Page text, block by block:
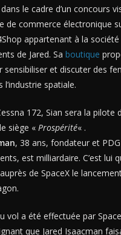
le cadre d’un concours
de commerce électronique
appartenant à la société
de Jared. Sa boutique
sensibiliser et discuter des
l’industrie spatiale.
172, Sian sera la pilote
siège « Prospérité« .
, 38 ans, fondateur et PDG
est milliardaire. C’est lui
de SpaceX le
vol a été effectuée par
que Jared Isaacman